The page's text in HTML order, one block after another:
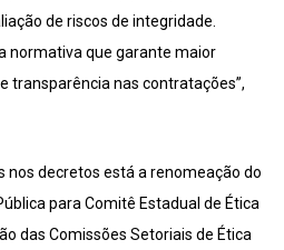
de riscos de integridade.
normativa que garante maior
transparência nas contratações”,
nos decretos está a renomeação do
para Comitê Estadual de Ética
das Comissões Setoriais de Ética